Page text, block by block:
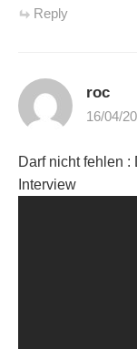
Reply
roc
16/04/
Darf nicht fehlen :
Interview